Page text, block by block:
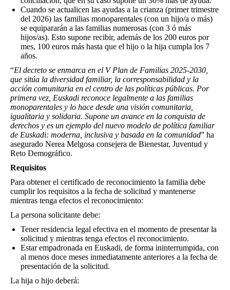
Cuando se actualicen las ayudas a la crianza (primer trimestre
del 2026) las familias monoparentales (con un hijo/a o más)
se equipararán a las familias numerosas (con 3 ó más
hijos/as). Esto supone recibir, además de los 200 euros por
mes, 100 euros más hasta que el hijo o la hija cumpla los 7
años.
“El decreto se enmarca en el V Plan de Familias 2025-2030,
que sitúa la diversidad familiar, la corresponsabilidad y la
acción comunitaria en el centro de las políticas públicas. Por
primera vez, Euskadi reconoce legalmente a las familias
monoparentales y lo hace desde una visión comunitaria,
igualitaria y solidaria. Supone un avance en la conquista de
derechos y es un ejemplo del nuevo modelo de política familiar
de Euskadi: moderna, inclusiva y basada en la comunidad” ha
asegurado Nerea Melgosa consejera de Bienestar, Juventud y
Reto Demográfico.
Requisitos
Para obtener el certificado de reconocimiento la familia debe
cumplir los requisitos a la fecha de solicitud y mantenerse
mientras tenga efectos el reconocimiento:
La persona solicitante debe:
Tener residencia legal efectiva en el momento de presentar la
solicitud y mientras tenga efectos el reconocimiento.
Estar empadronada en Euskadi, de forma ininterrumpida, con
al menos doce meses inmediatamente anteriores a la fecha de
presentación de la solicitud.
La hija o hijo deberá: